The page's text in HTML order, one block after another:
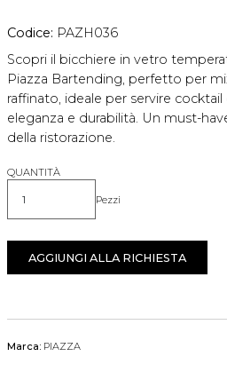
Codice: PAZH036
Scopri il bicchiere in vetro
Piazza Bartending, perfetto per
raffinato, ideale per servire
eleganza e durabilità. Un must-
della ristorazione.
QUANTITÀ
Quantità Pezzi
AGGIUNGI ALLA RICHIESTA
Marca: PIAZZA